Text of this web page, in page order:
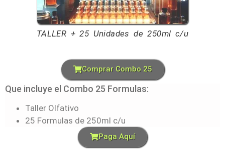
TALLER + 25 Unidades de 250ml c/u
Comprar Combo 25
Que incluye el Combo 25 Formulas:
Taller Olfativo
25 Formulas de 250ml c/u
Paga Aquí